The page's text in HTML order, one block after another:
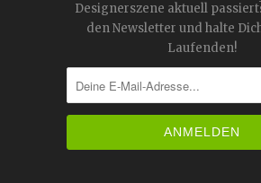
Designerszene aktuell
den Newsletter und halte
Laufenden!